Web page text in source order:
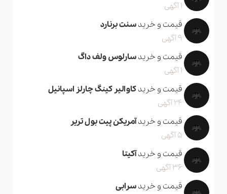
1 آگهی
قیمت و خریدسنت برنارد
9 آگهی
قیمت و خریدسارلوس ولف داگ
1 آگهی
قیمت و خریدکاوالیر کینگ چارلز اسپانیل
24 آگهی
قیمت و خریدآمریکن پیت بول تریر
5 آگهی
قیمت و خریدآکیتا
36 آگهی
قیمت و خریدسرابی